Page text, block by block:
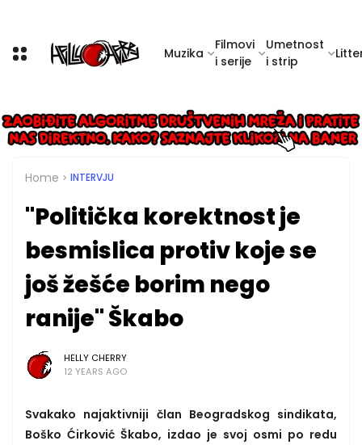
Muzika
Filmovi
i serije
Umetnost
i strip
Home INTERVJU
"Politička korektnost je
besmislica protiv koje se
još žešće borim nego
ranije" Škabo
HELLY CHERRY
12 YEARS AGO
Svakako najaktivniji član Beogradskog sindikata,
Boško Ćirković Škabo, izdao je svoj osmi po redu